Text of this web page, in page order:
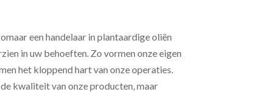
een handelaar in plantaardige oliën
in uw behoeften. Zo vormen onze eigen
het kloppend hart van onze operaties.
kwaliteit van onze producten, maar